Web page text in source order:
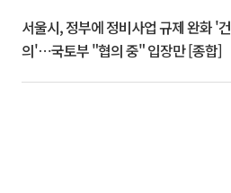
서울시, 정부에 정비사업 규제 완화 '건
의'⋯국토부 "협의 중" 입장만 [종합]